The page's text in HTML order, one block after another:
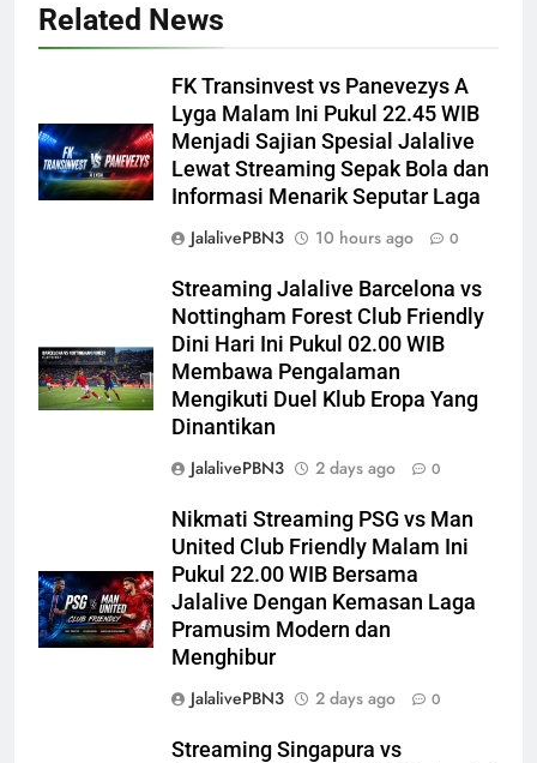
Related News
FK Transinvest vs Panevezys A
Lyga Malam Ini Pukul 22.45 WIB
Menjadi Sajian Spesial Jalalive
Lewat Streaming Sepak Bola dan
Informasi Menarik Seputar Laga
JalalivePBN3
10 hours ago 0
Streaming Jalalive Barcelona vs
Nottingham Forest Club Friendly
Dini Hari Ini Pukul 02.00 WIB
Membawa Pengalaman
Mengikuti Duel Klub Eropa Yang
Dinantikan
JalalivePBN3
2 days ago 0
Nikmati Streaming PSG vs Man
United Club Friendly Malam Ini
Pukul 22.00 WIB Bersama
Jalalive Dengan Kemasan Laga
Pramusim Modern dan
Menghibur
JalalivePBN3
2 days ago 0
Streaming Singapura vs